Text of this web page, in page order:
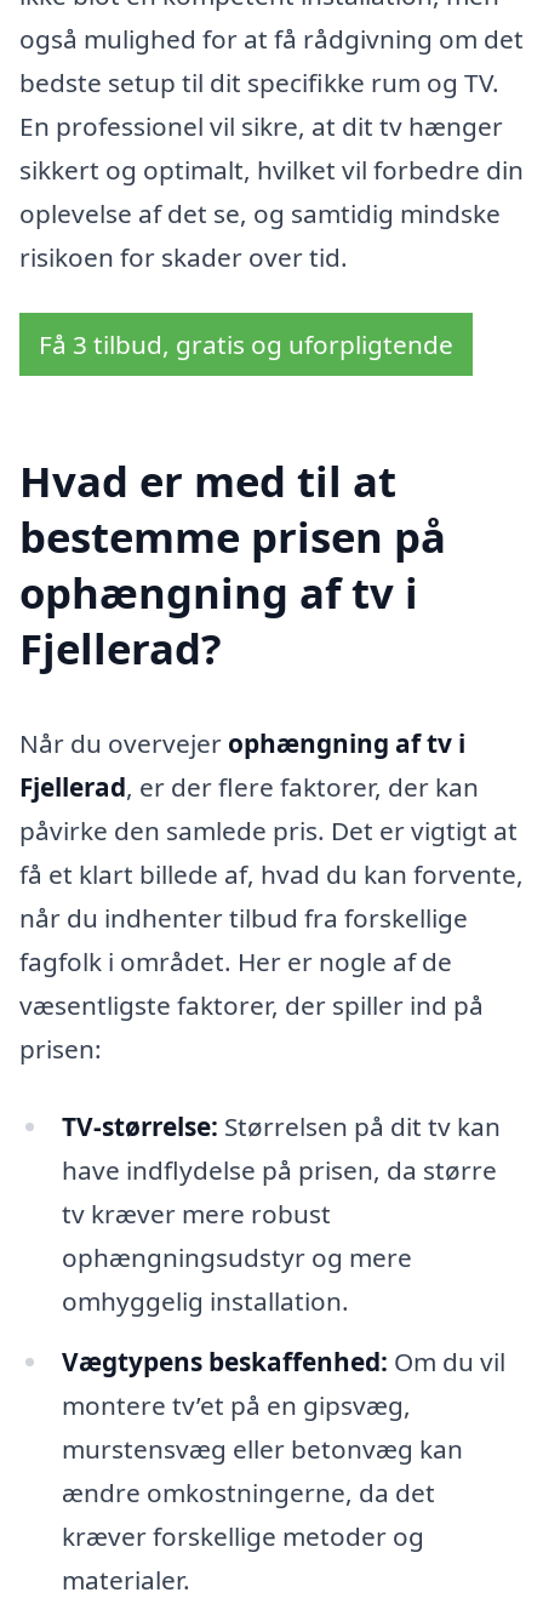
også mulighed for at få rådgivning om det
bedste setup til dit specifikke rum og TV.
En professionel vil sikre, at dit tv hænger
sikkert og optimalt, hvilket vil forbedre din
oplevelse af det se, og samtidig mindske
risikoen for skader over tid.
Få 3 tilbud, gratis og uforpligtende
Hvad er med til at
bestemme prisen på
ophængning af tv i
Fjellerad?
Når du overvejer ophængning af tv i
Fjellerad, er der flere faktorer, der kan
påvirke den samlede pris. Det er vigtigt at
få et klart billede af, hvad du kan forvente,
når du indhenter tilbud fra forskellige
fagfolk i området. Her er nogle af de
væsentligste faktorer, der spiller ind på
prisen:
TV-størrelse: Størrelsen på dit tv kan
have indflydelse på prisen, da større
tv kræver mere robust
ophængningsudstyr og mere
omhyggelig installation.
Vægtypens beskaffenhed: Om du vil
montere tv’et på en gipsvæg,
murstensvæg eller betonvæg kan
ændre omkostningerne, da det
kræver forskellige metoder og
materialer.